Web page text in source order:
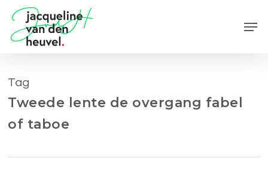
Skip
main
Tag
Tweede lente de overgang fabel
of taboe